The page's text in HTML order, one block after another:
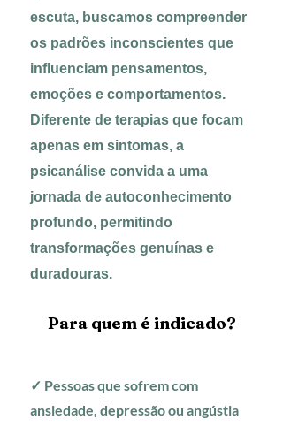
escuta, buscamos compreender
os padrões inconscientes que
influenciam pensamentos,
emoções e comportamentos.
Diferente de terapias que focam
apenas em sintomas, a
psicanálise convida a uma
jornada de autoconhecimento
profundo, permitindo
transformações genuínas e
duradouras.
Para quem é indicado?
✓ Pessoas que sofrem com
ansiedade, depressão ou angústia